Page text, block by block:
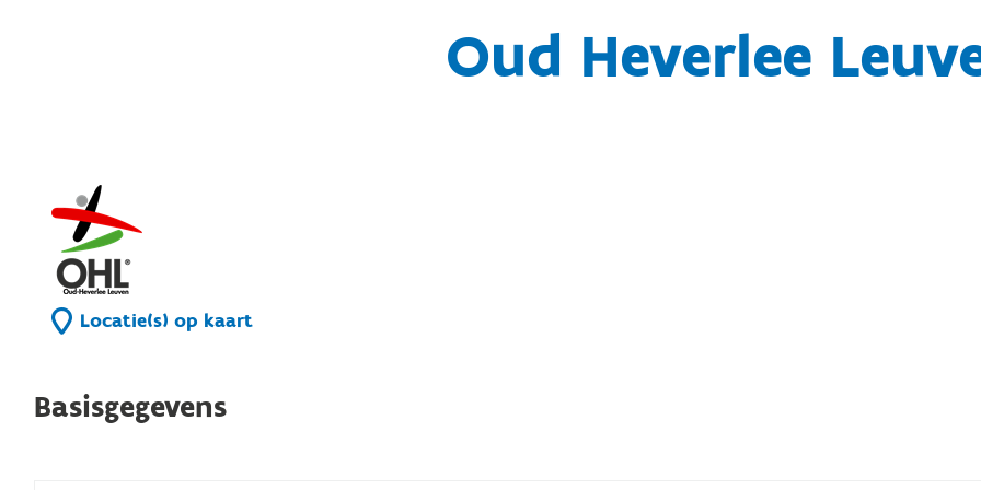
Oud Heverlee
Locatie(s) op kaart
Basisgegevens